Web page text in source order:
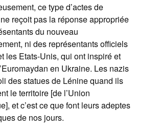
ce type d’actes de
reçoit pas la réponse appropriée
du nouveau
ni des représentants officiels
les Etats-Unis, qui ont inspiré et
en Ukraine. Les nazis
des statues de Lénine quand ils
le territoire [de l’Union
et c’est ce que font leurs adeptes
de nos jours.